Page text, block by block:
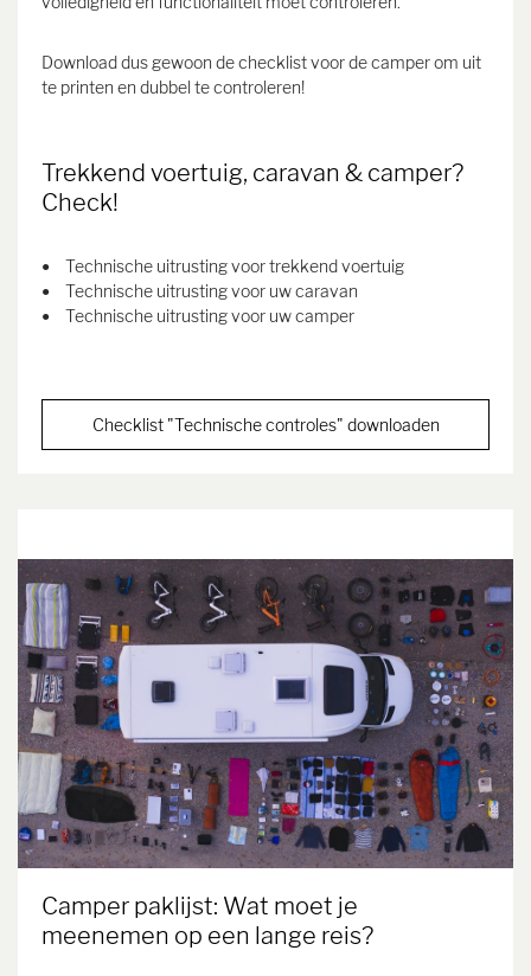
Download dus gewoon de checklist voor de camper om uit
te printen en dubbel te controleren!
Trekkend voertuig, caravan & camper?
Check!
Technische uitrusting voor trekkend voertuig
Technische uitrusting voor uw caravan
Technische uitrusting voor uw camper
Checklist "Technische controles" downloaden
Camper paklijst: Wat moet je
meenemen op een lange reis?